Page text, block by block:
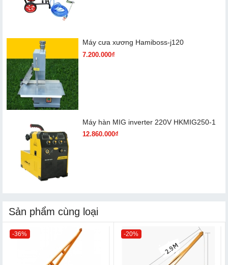
Máy cưa xương Hamiboss-j120
7.200.000₫
Máy hàn MIG inverter 220V HKMIG250-1
12.860.000₫
Sản phẩm cùng loại
-36% -20%